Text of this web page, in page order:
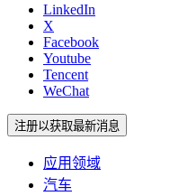
LinkedIn
X
Facebook
Youtube
Tencent
WeChat
注册以获取最新消息
应用领域
汽车